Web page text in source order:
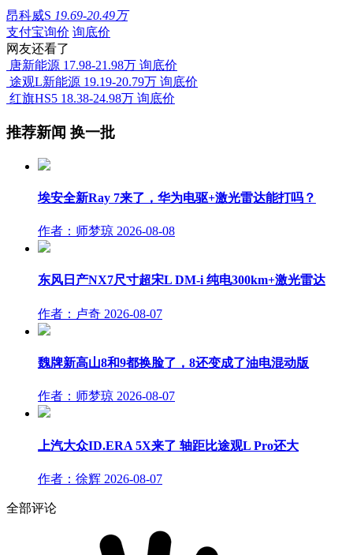
昂科威S 19.69-20.49万
支付宝询价 询底价
网友还看了
唐新能源 17.98-21.98万 询底价
途观L新能源 19.19-20.79万 询底价
红旗HS5 18.38-24.98万 询底价
推荐新闻 换一批
埃安全新Ray 7来了，华为电驱+激光雷达能打吗？
作者：师梦琼 2026-08-08
东风日产NX7尺寸超宋L DM-i 纯电300km+激光雷达
作者：卢奇 2026-08-07
魏牌新高山8和9都换脸了，8还变成了油电混动版
作者：师梦琼 2026-08-07
上汽大众ID.ERA 5X来了 轴距比途观L Pro还大
作者：徐辉 2026-08-07
全部评论